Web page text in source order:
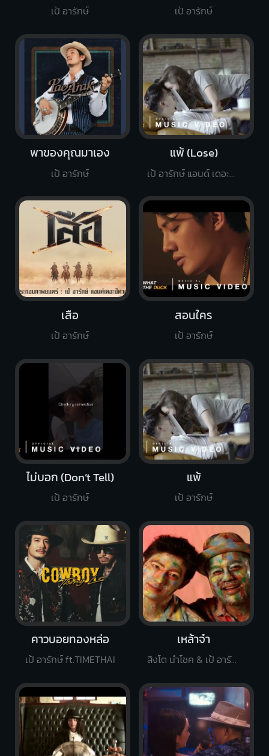
เหล้าจ๋า
สิงโต นำโชค & เป้ อารักษ์
แพ้ (Lose)
เป้ อารักษ์ แอนด์ เดอะปีศาจแบนด์
เสือ
เป้ อารักษ์
เป้ อารักษ์
คาวบอยทองหล่อ
เป้ อารักษ์ ft.TIMETHAI
เป้ อารักษ์
พาของคุณมาเอง
เป้ อารักษ์
แพ้
เป้ อารักษ์
สอนใคร
เป้ อารักษ์
ไม่บอก (Don’t Tell)
เป้ อารักษ์